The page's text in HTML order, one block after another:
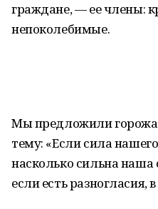
граждане, — ее члены:
непоколебимые.
Мы предложили
тему: «Если сила
насколько сильна наша
если есть разногласия,